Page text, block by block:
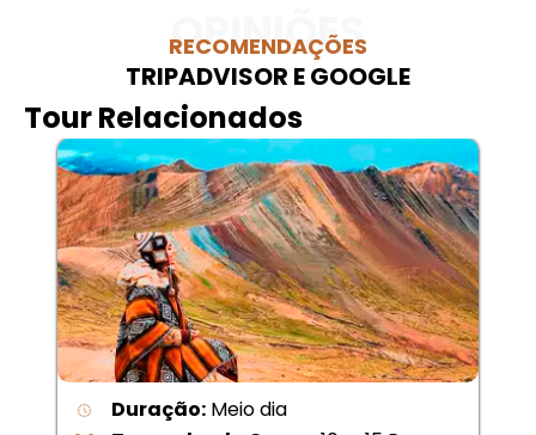
OPINIÕES
RECOMENDAÇÕES
TRIPADVISOR E GOOGLE
Tour Relacionados
Duração:Meio dia